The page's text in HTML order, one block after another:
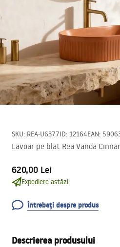
SKU: REA-U6377ID: 12164EAN:
Lavoar pe blat Rea Vanda
620,00 Lei
Expediere astăzi.
Întrebați despre produs
Descrierea produsului